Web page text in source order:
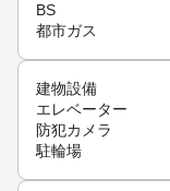
BS
都市ガス
建物設備
エレベーター
防犯カメラ
駐輪場